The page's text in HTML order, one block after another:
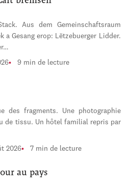
Aus dem Gemeinschaftsraum
a Gesang erop: Lëtzebuerger Lidder.
9 min de lecture
des fragments. Une photographie
de tissu. Un hôtel familial repris par
2026 7 min de lecture
au pays